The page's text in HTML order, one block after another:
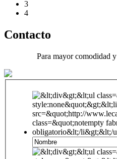
3
4
Contacto
Para mayor comodidad